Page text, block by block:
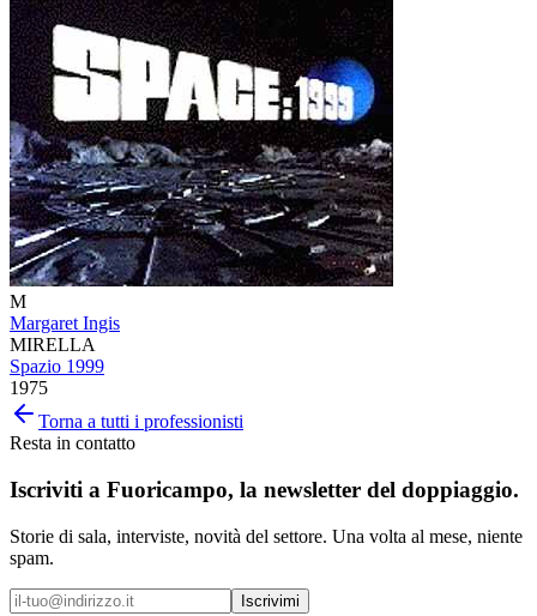
M
Margaret Ingis
MIRELLA
Spazio 1999
1975
Torna a tutti i professionisti
Resta in contatto
Iscriviti a Fuoricampo, la newsletter del doppiaggio.
Storie di sala, interviste, novità del settore. Una volta al mese, niente
spam.
Iscrivimi